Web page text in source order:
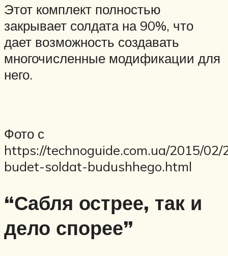
Этот комплект полностью
закрывает солдата на 90%, что
дает возможность создавать
многочисленные модификации для
него.
Фото с
https://technoguide.com.ua/2015/02/
budet-soldat-budushhego.html
“Сабля острее, так и
дело спорее”